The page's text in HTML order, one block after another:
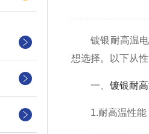
镀银耐高温电
想选择。以下从
一、 镀银耐
1.耐高温性能